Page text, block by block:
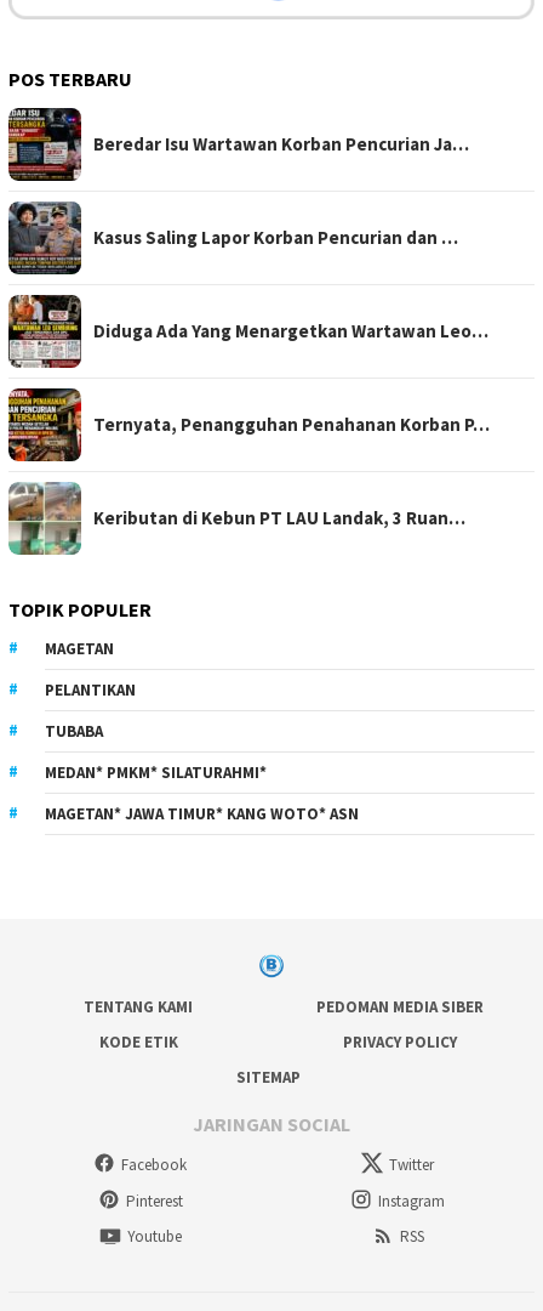
POS TERBARU
Beredar Isu Wartawan Korban Pencurian Ja…
Kasus Saling Lapor Korban Pencurian dan …
Diduga Ada Yang Menargetkan Wartawan Leo…
Ternyata, Penangguhan Penahanan Korban P…
Keributan di Kebun PT LAU Landak, 3 Ruan…
TOPIK POPULER
MAGETAN
PELANTIKAN
TUBABA
MEDAN* PMKM* SILATURAHMI*
MAGETAN* JAWA TIMUR* KANG WOTO* ASN
TENTANG KAMI
PEDOMAN MEDIA SIBER
KODE ETIK
PRIVACY POLICY
SITEMAP
JARINGAN SOCIAL
Facebook
Twitter
Pinterest
Instagram
Youtube
RSS